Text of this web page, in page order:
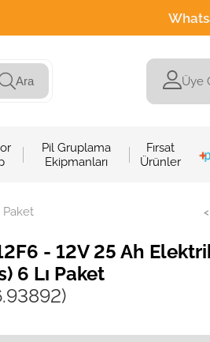
Ara Üye
Pil Gruplama
Ekipmanları
Fırsat
Ürünler
Paket
- 12V 25 Ah
6 Lı Paket